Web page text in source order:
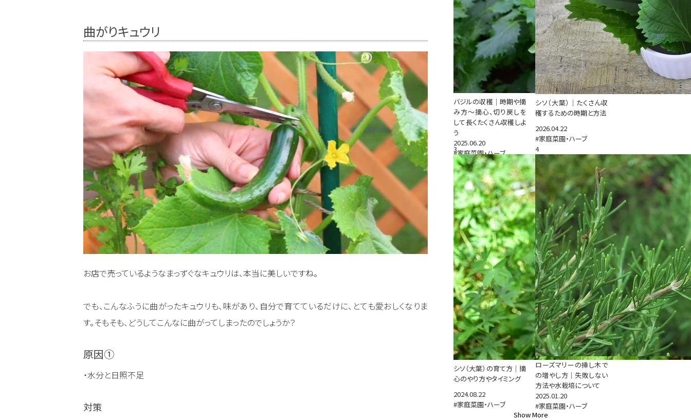
曲がりキュウリ
お店で売っているようなまっずぐなキュウリは、本当に美しいですね。
でも、こんなふうに曲がったキュウリも、味があり、自分で育てているだけに、とても愛おしくなりま
す。そもそも、どうしてこんなに曲がってしまったのでしょうか？
原因①
・水分と日照不足
対策
バジルの収穫｜時期や摘
み方～摘心、切り戻しを
して長くたくさん収穫しよ
う
2025.06.20
#家庭菜園・ハーブ
シソ（大葉）｜たくさん収
穫するための時期と方法
2026.04.22
#家庭菜園・ハーブ
3
シソ（大葉）の育て方｜摘
心のやり方やタイミング
2024.08.22
#家庭菜園・ハーブ
4
ローズマリーの挿し木で
の増やし方｜失敗しない
方法や水栽培について
2025.01.20
#家庭菜園・ハーブ
Show More